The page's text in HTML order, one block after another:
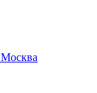
Москва